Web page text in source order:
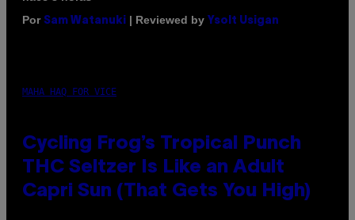
Por Sam Watanuki | Reviewed by Ysolt Usigan
MAHA HAQ FOR VICE
Cycling Frog’s Tropical Punch
THC Seltzer Is Like an Adult
Capri Sun (That Gets You High)